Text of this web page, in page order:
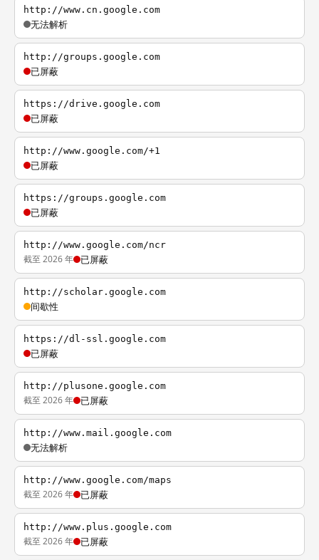
http://www.cn.google.com
无法解析
http://groups.google.com
已屏蔽
https://drive.google.com
已屏蔽
http://www.google.com/+1
已屏蔽
https://groups.google.com
已屏蔽
http://www.google.com/ncr
截至 2026 年 已屏蔽
http://scholar.google.com
间歇性
https://dl-ssl.google.com
已屏蔽
http://plusone.google.com
截至 2026 年 已屏蔽
http://www.mail.google.com
无法解析
http://www.google.com/maps
截至 2026 年 已屏蔽
http://www.plus.google.com
截至 2026 年 已屏蔽